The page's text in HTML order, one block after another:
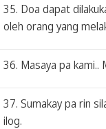
35. Doa dapat
oleh orang yang
36. Masaya pa kami..
37. Sumakay pa rin
ilog.